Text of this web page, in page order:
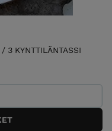
/ 3 KYNTTILÄNTASSI